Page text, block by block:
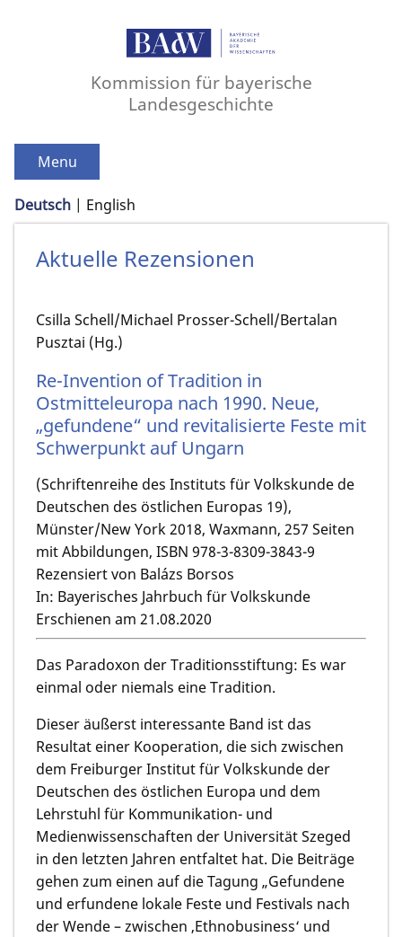
Kommission für bayerische
Landesgeschichte
Menu
Deutsch English
Aktuelle Rezensionen
Csilla Schell/Michael Prosser-Schell/Bertalan
Pusztai (Hg.)
Re-Invention of Tradition in
Ostmitteleuropa nach 1990. Neue,
„gefundene“ und revitalisierte Feste mit
Schwerpunkt auf Ungarn
(Schriftenreihe des Instituts für Volkskunde de
Deutschen des östlichen Europas 19),
Münster/New York 2018, Waxmann, 257 Seiten
mit Abbildungen, ISBN 978-3-8309-3843-9
Rezensiert von Balázs Borsos
In: Bayerisches Jahrbuch für Volkskunde
Erschienen am 21.08.2020
Das Paradoxon der Traditionsstiftung: Es war
einmal oder niemals eine Tradition.
Dieser äußerst interessante Band ist das
Resultat einer Kooperation, die sich zwischen
dem Freiburger Institut für Volkskunde der
Deutschen des östlichen Europa und dem
Lehrstuhl für Kommunikation- und
Medienwissenschaften der Universität Szeged
in den letzten Jahren entfaltet hat. Die Beiträge
gehen zum einen auf die Tagung „Gefundene
und erfundene lokale Feste und Festivals nach
der Wende – zwischen ‚Ethnobusiness‘ und